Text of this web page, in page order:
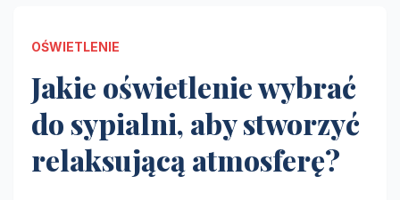
OŚWIETLENIE
Jakie oświetlenie wybrać
do sypialni, aby stworzyć
relaksującą atmosferę?